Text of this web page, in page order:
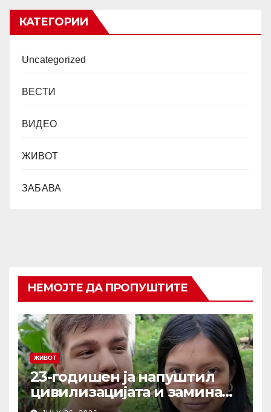
КАТЕГОРИИ
Uncategorized
ВЕСТИ
ВИДЕО
ЖИВОТ
ЗАБАВА
НЕМОЈТЕ ДА ПРОПУШТИТЕ
ЖИВОТ
23-годишен ја напуштил
цивилизацијата и заминал
да живее со изолирано